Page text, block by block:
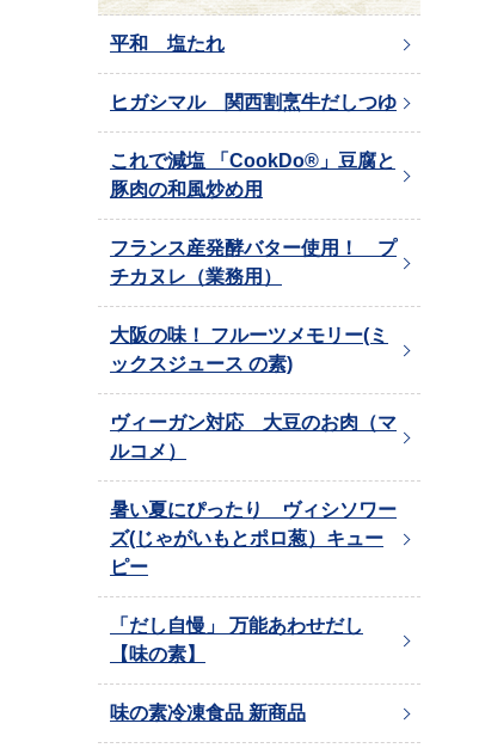
平和 塩たれ
ヒガシマル 関西割烹牛だしつゆ
これで減塩 「CookDo®」豆腐と
豚肉の和風炒め用
フランス産発酵バター使用！ プ
チカヌレ（業務用）
大阪の味！ フルーツメモリー(ミ
ックスジュース の素)
ヴィーガン対応 大豆のお肉（マ
ルコメ）
暑い夏にぴったり ヴィシソワー
ズ(じゃがいもとポロ葱）キュー
ピー
「だし自慢」 万能あわせだし
【味の素】
味の素冷凍食品 新商品